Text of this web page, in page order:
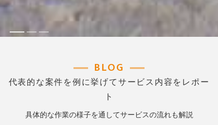
代表的な案件を例に挙げてサービス内容をレポー
ト
BLOG
具体的な作業の様子を通してサービスの流れも解説